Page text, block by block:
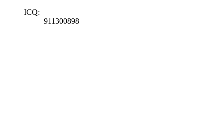
ICQ:
911300898